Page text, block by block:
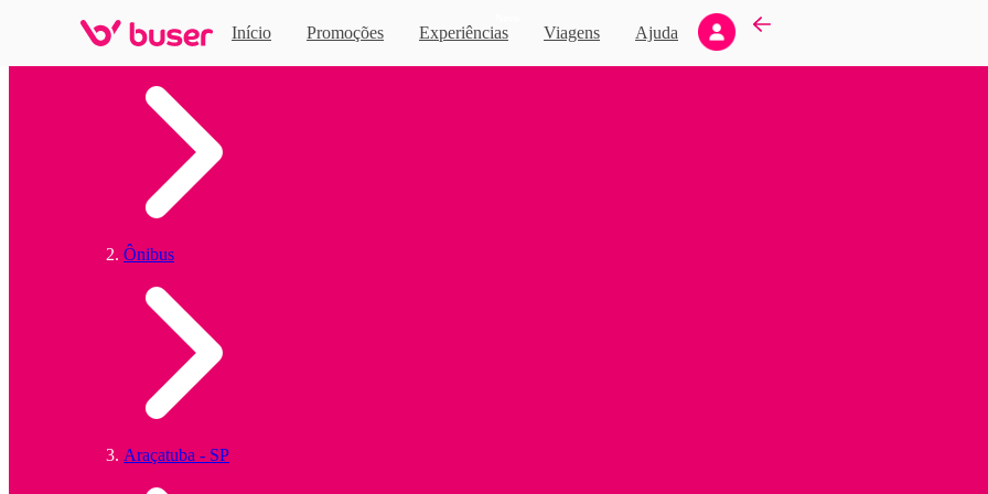
Início Promoções Experiências Viagens Ajuda
Ônibus
Araçatuba - SP